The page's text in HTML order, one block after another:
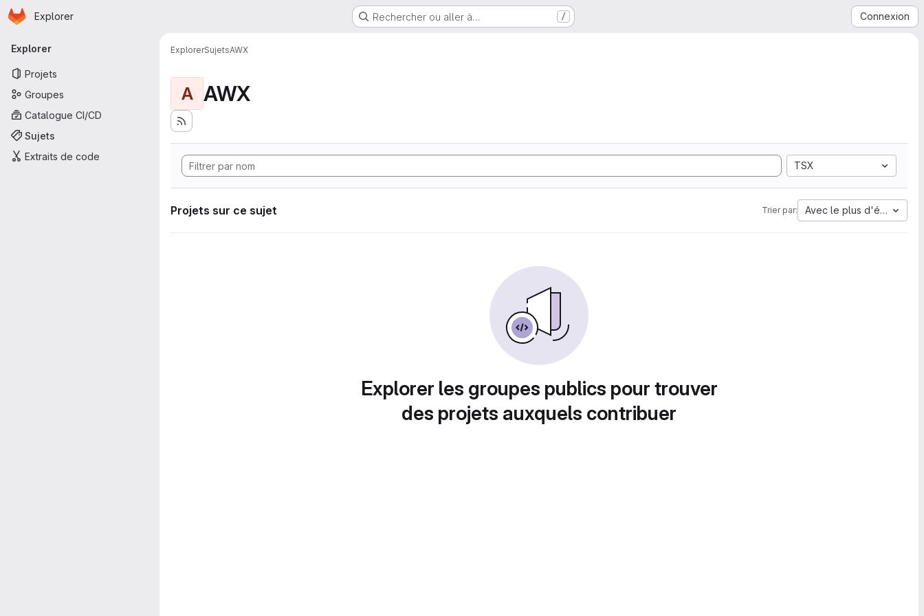
Passer au contenu principal
Page d'accueil
Explorer Rechercher ou aller à… / Connexion
Navigation principale
Explorer
Projets
Groupes
Catalogue CI/CD
Sujets
Extraits de code
ExplorerSujetsAWX
A AWX
TSX
Projets sur ce sujet Trier par: Avec le plus d'étoiles
Explorer les groupes publics pour trouver
des projets auxquels contribuer